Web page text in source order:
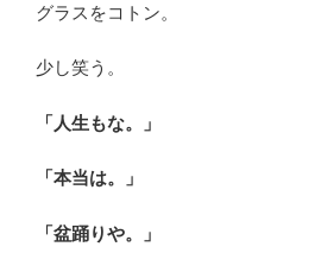
グラスをコトン。
少し笑う。
「人生もな。」
「本当は。」
「盆踊りや。」